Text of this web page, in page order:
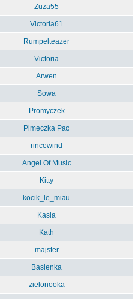
Zuza55
Victoria61
Rumpelteazer
Victoria
Arwen
Sowa
Promyczek
Plmeczka Pac
rincewind
Angel Of Music
Kitty
kocik_le_miau
Kasia
Kath
majster
Basienka
zielonooka